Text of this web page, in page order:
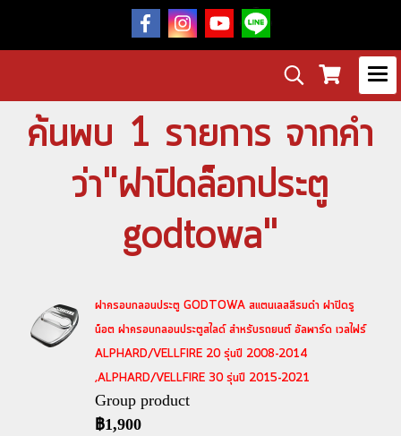
ค้นพบ 1 รายการ จากคำ
ว่า"ฝาปิดล็อกประตู
godtowa"
ฝาครอบกลอนประตู GODTOWA สแตนเลสสีรมดำ ฝาปิดรู
น็อต ฝาครอบกลอนประตูสไลด์ สำหรับรถยนต์ อัลพาร์ด เวลไฟร์
ALPHARD/VELLFIRE 20 รุ่นปี 2008-2014
,ALPHARD/VELLFIRE 30 รุ่นปี 2015-2021
Group product
฿1,900